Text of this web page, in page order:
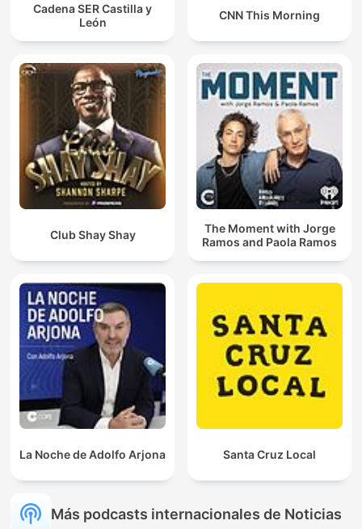
Cadena SER Castilla y
León
CNN This Morning
Club Shay Shay
The Moment with Jorge
Ramos and Paola Ramos
La Noche de Adolfo Arjona Santa Cruz Local
Más podcasts internacionales de Noticias